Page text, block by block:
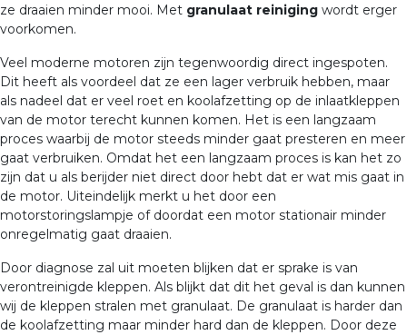
ze draaien minder mooi. Met granulaat reiniging wordt erger
voorkomen.
Veel moderne motoren zijn tegenwoordig direct ingespoten.
Dit heeft als voordeel dat ze een lager verbruik hebben, maar
als nadeel dat er veel roet en koolafzetting op de inlaatkleppen
van de motor terecht kunnen komen. Het is een langzaam
proces waarbij de motor steeds minder gaat presteren en meer
gaat verbruiken. Omdat het een langzaam proces is kan het zo
zijn dat u als berijder niet direct door hebt dat er wat mis gaat in
de motor. Uiteindelijk merkt u het door een
motorstoringslampje of doordat een motor stationair minder
onregelmatig gaat draaien.
Door diagnose zal uit moeten blijken dat er sprake is van
verontreinigde kleppen. Als blijkt dat dit het geval is dan kunnen
wij de kleppen stralen met granulaat. De granulaat is harder dan
de koolafzetting maar minder hard dan de kleppen. Door deze